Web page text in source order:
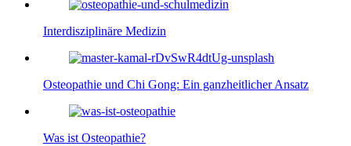
Interdisziplinäre Medizin
Osteopathie und Chi Gong: Ein ganzheitlicher Ansatz
Was ist Osteopathie?